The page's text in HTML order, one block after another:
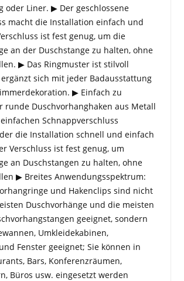
oder Liner. ▶ Der geschlossene
macht die Installation einfach und
ist fest genug, um die
an der Duschstange zu halten, ohne
▶ Das Ringmuster ist stilvoll
sich mit jeder Badausstattung
▶ Einfach zu
runde Duschvorhanghaken aus Metall
Schnappverschluss
die Installation schnell und einfach
Verschluss ist fest genug, um
an Duschstangen zu halten, ohne
▶ Breites Anwendungsspektrum:
und Hakenclips sind nicht
Duschvorhänge und die meisten
geeignet, sondern
Umkleidekabinen,
Fenster geeignet; Sie können in
Bars, Konferenzräumen,
Büros usw. eingesetzt werden